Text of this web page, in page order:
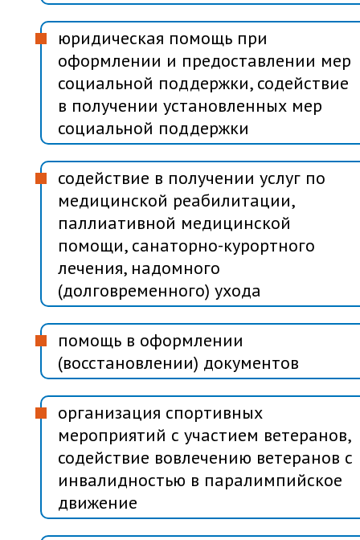
юридическая помощь при
оформлении и предоставлении мер
социальной поддержки, содействие
в получении установленных мер
социальной поддержки
содействие в получении услуг по
медицинской реабилитации,
паллиативной медицинской
помощи, санаторно-курортного
лечения, надомного
(долговременного) ухода
помощь в оформлении
(восстановлении) документов
организация спортивных
мероприятий с участием ветеранов,
содействие вовлечению ветеранов с
инвалидностью в паралимпийское
движение